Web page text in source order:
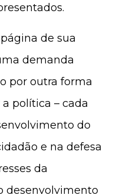
de sua
demanda
por outra forma
política – cada
do
e na defesa
da
desenvolvimento